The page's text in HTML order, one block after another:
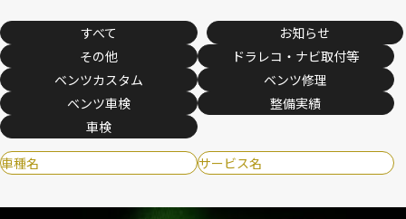
すべて
お知らせ
その他
ドラレコ・ナビ取付等
ベンツカスタム
ベンツ修理
ベンツ車検
整備実績
車検